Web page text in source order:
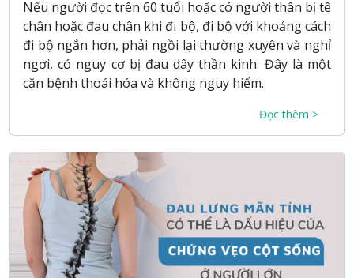
Nếu người đọc trên 60 tuổi hoặc có người thân bị tê
chân hoặc đau chân khi đi bộ, đi bộ với khoảng cách
đi bộ ngắn hơn, phải ngồi lại thường xuyên và nghỉ
ngơi, có nguy cơ bị đau dây thần kinh. Đây là một
căn bệnh thoái hóa và không nguy hiểm.
Đọc thêm >